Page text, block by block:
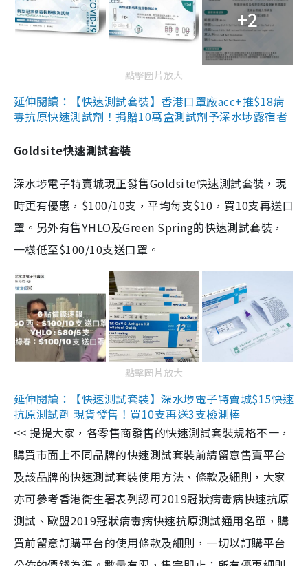
+2
點擊圖片放大
延伸閱讀：【快速測試套裝】香港口罩廠acc+推$18病
毒抗原快速測試劑！捐贈10萬盒測試劑予深水埗露宿者
Goldsite快速測試套裝
深水埗電子特賣城現正發售Goldsite快速測試套裝，現
時更有優惠，$100/10支，平均每支$10，買10支再送口
罩。另外有售YHLO及Green Spring的快速測試套裝，
一樣低至$100/10支送口罩。
點擊圖片放大
延伸閱讀：【快速測試套裝】深水埗電子特賣城$15快速
抗原測試劑 現貨發售！買10支再送3支檢測棒
<< 提提大家，各零售商發售的快速測試套裝規格不一，
購買市面上不同品牌的快速測試套裝前請留意售賣平台
及該品牌的快速測試套裝使用方法、條款及細則，大家
亦可參考香港衞生署表列認可2019冠狀病毒病快速抗原
測試、歐盟2019冠狀病毒病快速抗原測試通用名單，購
買前留意訂購平台的使用條款及細則，一切以訂購平台